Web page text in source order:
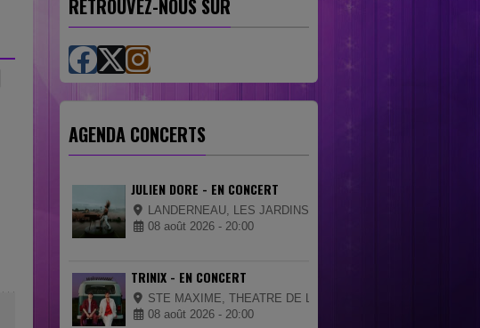
RETROUVEZ-NOUS SUR
AGENDA CONCERTS
JULIEN DORE - EN CONCERT
LANDERNEAU, LES JARDINS DE LA PALUD
08 août 2026 - 20:00
TRINIX - EN CONCERT
STE MAXIME, THEATRE DE LA MER
08 août 2026 - 20:00